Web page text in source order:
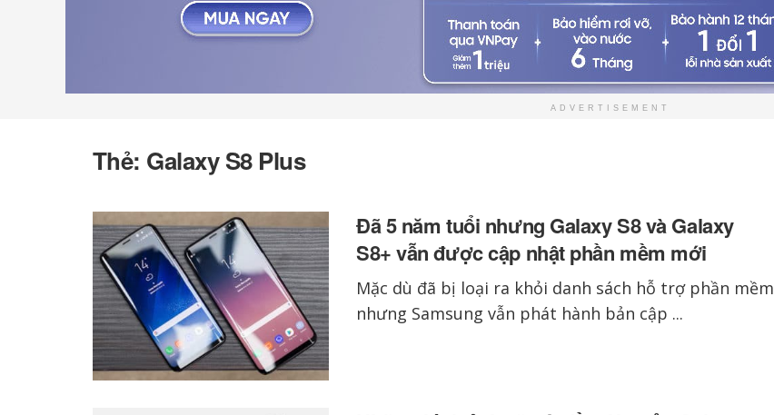
ADVERTISEMENT
Thẻ: Galaxy S8 Plus
Đã 5 năm tuổi nhưng Galaxy S8 và Galaxy
S8+ vẫn được cập nhật phần mềm mới
Mặc dù đã bị loại ra khỏi danh sách hỗ trợ phần mềm
nhưng Samsung vẫn phát hành bản cập ...